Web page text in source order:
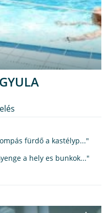
fürdő a kastélyp..."
a hely es bunkok..."